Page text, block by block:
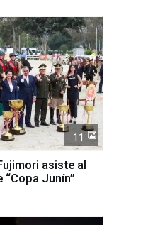
11
asiste al
Junín”